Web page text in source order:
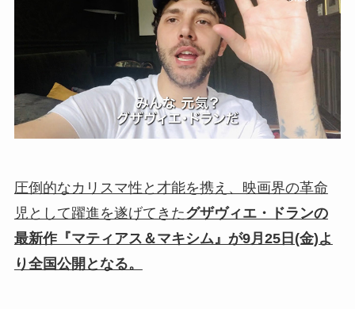
圧倒的なカリスマ性と才能を携え、映画界の革命
児として躍進を遂げてきたグザヴィエ・ドランの
最新作『マティアス＆マキシム』が9月25日(金)よ
り全国公開となる。